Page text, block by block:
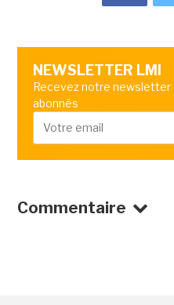
NEWSLETTER LMI
Recevez notre
abonnés
Commentaire